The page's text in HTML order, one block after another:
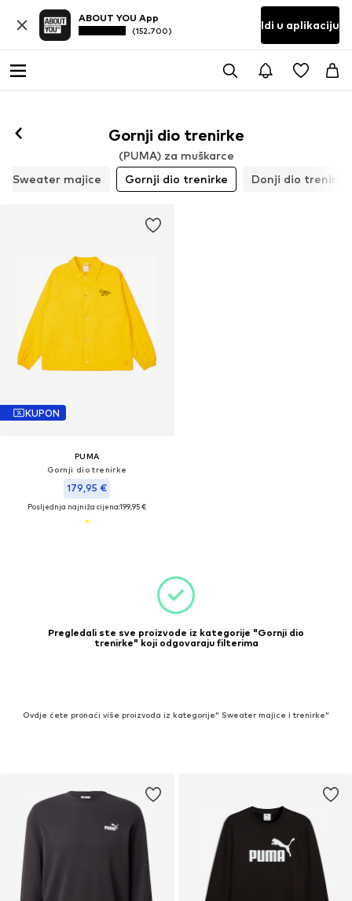
ABOUT YOU App
(152.700) Idi u aplikaciju
Gornji dio trenirke
(PUMA) za muškarce
Sweater majice
Gornji dio trenirke Donji dio trenirke
KUPON
PUMA
Gornji dio trenirke
179,95 €
Posljednja najniža cijena:199,95 €
Pregledali ste sve proizvode iz kategorije "Gornji dio
trenirke" koji odgovaraju filterima
Ovdje ćete pronaći više proizvoda iz kategorije" Sweater majice i trenirke"